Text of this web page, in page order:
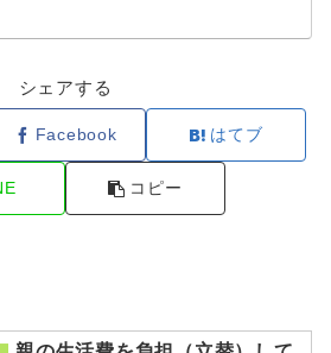
シェアする
Facebook はてブ
コピー